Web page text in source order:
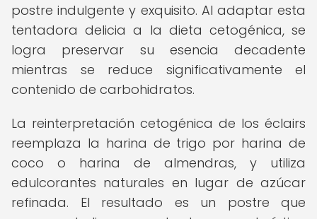
postre indulgente y exquisito. Al adaptar esta
tentadora delicia a la dieta cetogénica, se
logra preservar su esencia decadente
mientras se reduce significativamente el
contenido de carbohidratos.
La reinterpretación cetogénica de los éclairs
reemplaza la harina de trigo por harina de
coco o harina de almendras, y utiliza
edulcorantes naturales en lugar de azúcar
refinada. El resultado es un postre que